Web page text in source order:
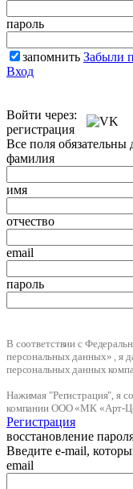
пароль
запомнить Забыли
Вход
Войти через:
регистрация
Все поля обязательны
фамилия
имя
отчество
email
пароль
В соответствии с
персональных данных» , я
персональных данных
Нажимая "Регистрация", я
компании ООО «МК «Арт-
Регистрация
восстановление
Введите e-mail,
email